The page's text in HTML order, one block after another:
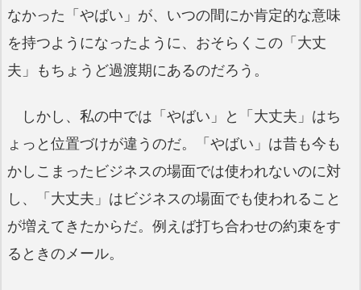
なかった「やばい」が、いつの間にか肯定的な意味
を持つようになったように、おそらくこの「大丈
夫」もちょうど過渡期にあるのだろう。
しかし、私の中では「やばい」と「大丈夫」はち
ょっと位置づけが違うのだ。「やばい」は昔も今も
かしこまったビジネスの場面では使われないのに対
し、「大丈夫」はビジネスの場面でも使われること
が増えてきたからだ。例えば打ち合わせの約束をす
るときのメール。